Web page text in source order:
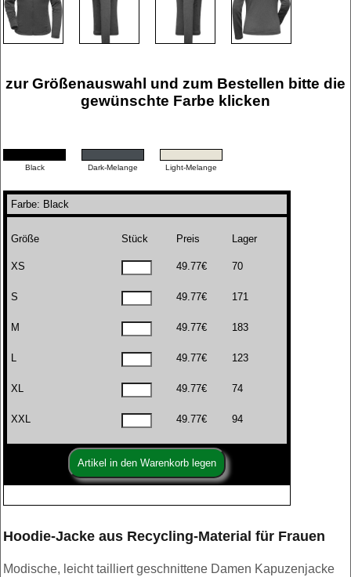
zur Größenauswahl und zum Bestellen bitte die
gewünschte Farbe klicken
Black Dark-Melange Light-Melange
Farbe: Black
Größe Stück Preis Lager
XS 49.77€ 70
S 49.77€ 171
M 49.77€ 183
L 49.77€ 123
XL 49.77€ 74
XXL 49.77€ 94
Hoodie-Jacke aus Recycling-Material für Frauen
Modische, leicht tailliert geschnittene Damen Kapuzenjacke